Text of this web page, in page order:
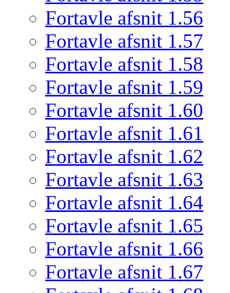
Fortavle afsnit 1.56
Fortavle afsnit 1.57
Fortavle afsnit 1.58
Fortavle afsnit 1.59
Fortavle afsnit 1.60
Fortavle afsnit 1.61
Fortavle afsnit 1.62
Fortavle afsnit 1.63
Fortavle afsnit 1.64
Fortavle afsnit 1.65
Fortavle afsnit 1.66
Fortavle afsnit 1.67